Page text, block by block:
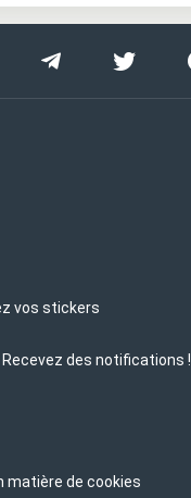
vos stickers
des notifications !
matière de cookies